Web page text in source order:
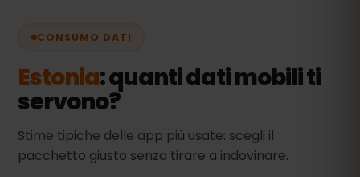
CONSUMO DATI
Estonia: quanti dati mobili ti
servono?
Stime tipiche delle app più usate: scegli il
pacchetto giusto senza tirare a indovinare.